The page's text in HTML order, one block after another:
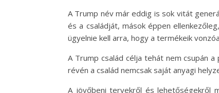
A Trump név már eddig is sok vitát
és a családját, mások éppen
ügyelnie kell arra, hogy a termékeik
A Trump család célja tehát nem csupán
révén a család nemcsak saját anyagi
A jövőbeni tervekről és lehetőségekről